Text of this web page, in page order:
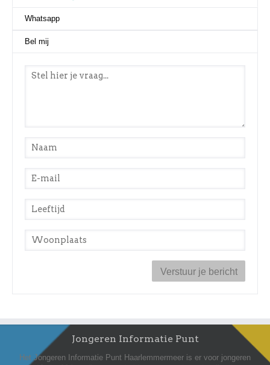
Whatsapp
Bel mij
Stel een vraag*
Naam*
E-mail*
Leeftijd*
Woonplaats*
Jongeren Informatie Punt
Het Jongeren Informatie Punt Haarlemmermeer is er voor jongeren